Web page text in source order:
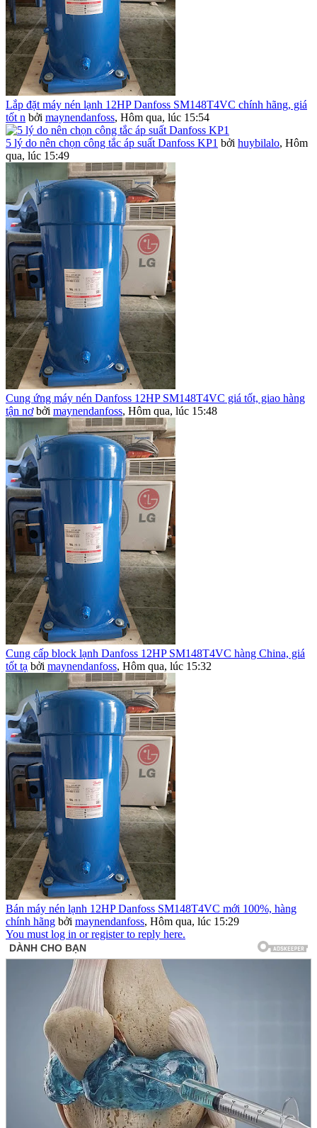
Lắp đặt máy nén lạnh 12HP Danfoss SM148T4VC chính hãng, giá
tốt n bởi maynendanfoss, Hôm qua, lúc 15:54
5 lý do nên chọn công tắc áp suất Danfoss KP1 bởi huybilalo, Hôm
qua, lúc 15:49
Cung ứng máy nén Danfoss 12HP SM148T4VC giá tốt, giao hàng
tận nơ bởi maynendanfoss, Hôm qua, lúc 15:48
Cung cấp block lạnh Danfoss 12HP SM148T4VC hàng China, giá
tốt tạ bởi maynendanfoss, Hôm qua, lúc 15:32
Bán máy nén lạnh 12HP Danfoss SM148T4VC mới 100%, hàng
chính hãng bởi maynendanfoss, Hôm qua, lúc 15:29
You must log in or register to reply here.